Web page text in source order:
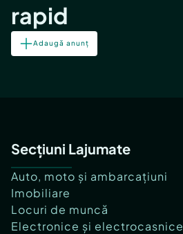
rapid
Adaugă anunț
Secțiuni Lajumate
Auto, moto și ambarcațiuni
Imobiliare
Locuri de muncă
Electronice și electrocasnice